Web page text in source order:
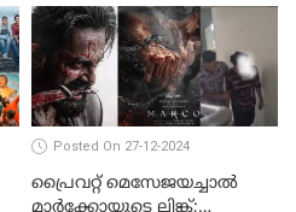
Posted On 27-12-2024
പ്രൈവറ്റ് മെസേജയച്ചാല്‍